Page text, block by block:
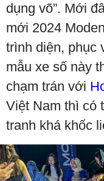
dụng võ”. Mới
mới 2024
trình diện, phục
mẫu xe số này
chạm trán với
Việt Nam thì có
tranh khá khốc